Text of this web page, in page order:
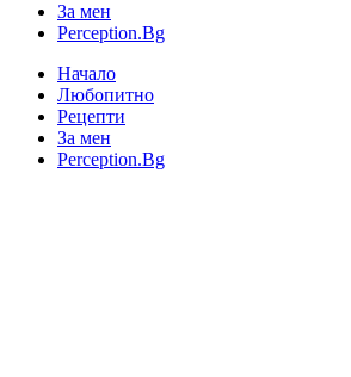
За мен
Perception.Bg
Начало
Любопитно
Рецепти
За мен
Perception.Bg